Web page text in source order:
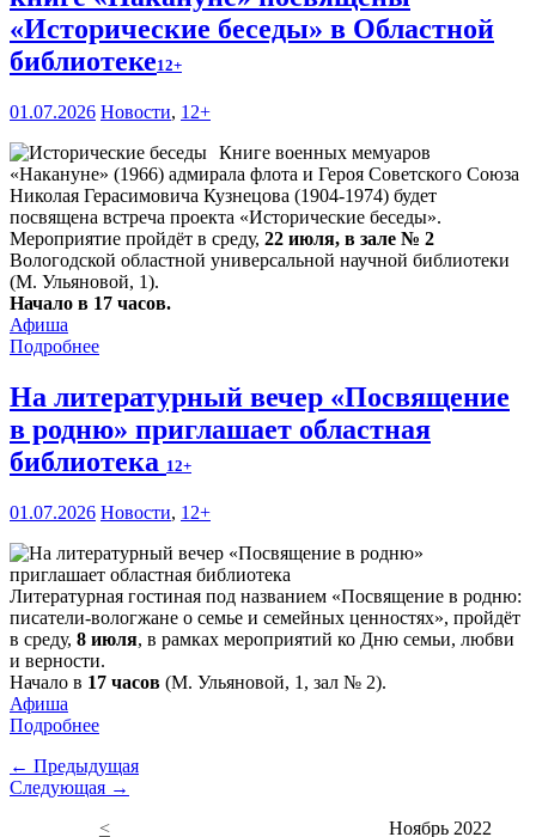
«Исторические беседы» в Областной
библиотеке12+
01.07.2026 Новости, 12+
Книге военных мемуаров
«Накануне» (1966) адмирала флота и Героя Советского Союза
Николая Герасимовича Кузнецова (1904-1974) будет
посвящена встреча проекта «Исторические беседы».
Мероприятие пройдёт в среду, 22 июля, в зале № 2
Вологодской областной универсальной научной библиотеки
(М. Ульяновой, 1).
Начало в 17 часов.
Афиша
Подробнее
На литературный вечер «Посвящение
в родню» приглашает областная
библиотека 12+
01.07.2026 Новости, 12+
Литературная гостиная под названием «Посвящение в родню:
писатели-вологжане о семье и семейных ценностях», пройдёт
в среду, 8 июля, в рамках мероприятий ко Дню семьи, любви
и верности.
Начало в 17 часов (М. Ульяновой, 1, зал № 2).
Афиша
Подробнее
← Предыдущая
Следующая →
<
Ноябрь 2022